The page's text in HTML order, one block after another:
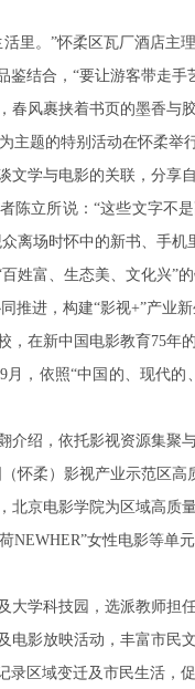
里。”怀柔区瓦厂酒店主
结合，“要让游客带走手
春风裹挟着书页的墨香与
主题的特别活动在怀柔举行
文学与电影的关联，分享
陈立所说：“这些文字
离场时怀中的新书、手机
姓富、生态美、文化兴”的
推进，构建“影视+”产业
，在新中国电影教育75年
，依照“中国的、现代
介绍，依托影视资源集聚
怀柔）影视产业示范区高
北京电影学院为区域高质
NEWHER”女性电影等单
学科技园，选派教师担
电影放映活动，丰富市民
区域变迁及市民生活，促